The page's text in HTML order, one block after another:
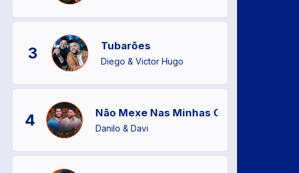
3 Tubarões
Diego & Victor Hugo
4 Não Mexe Nas Minhas Gavetas
Danilo & Davi